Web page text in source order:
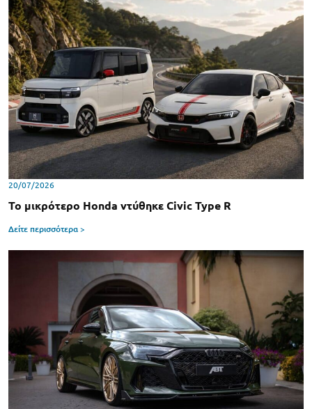
20/07/2026
Το μικρότερο Honda ντύθηκε Civic Type R
Δείτε περισσότερα >